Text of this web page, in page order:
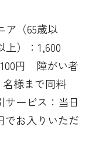
（65歳以
）：1,600
円 障がい者
様まで同料
ービス：当日
でお入りいただ